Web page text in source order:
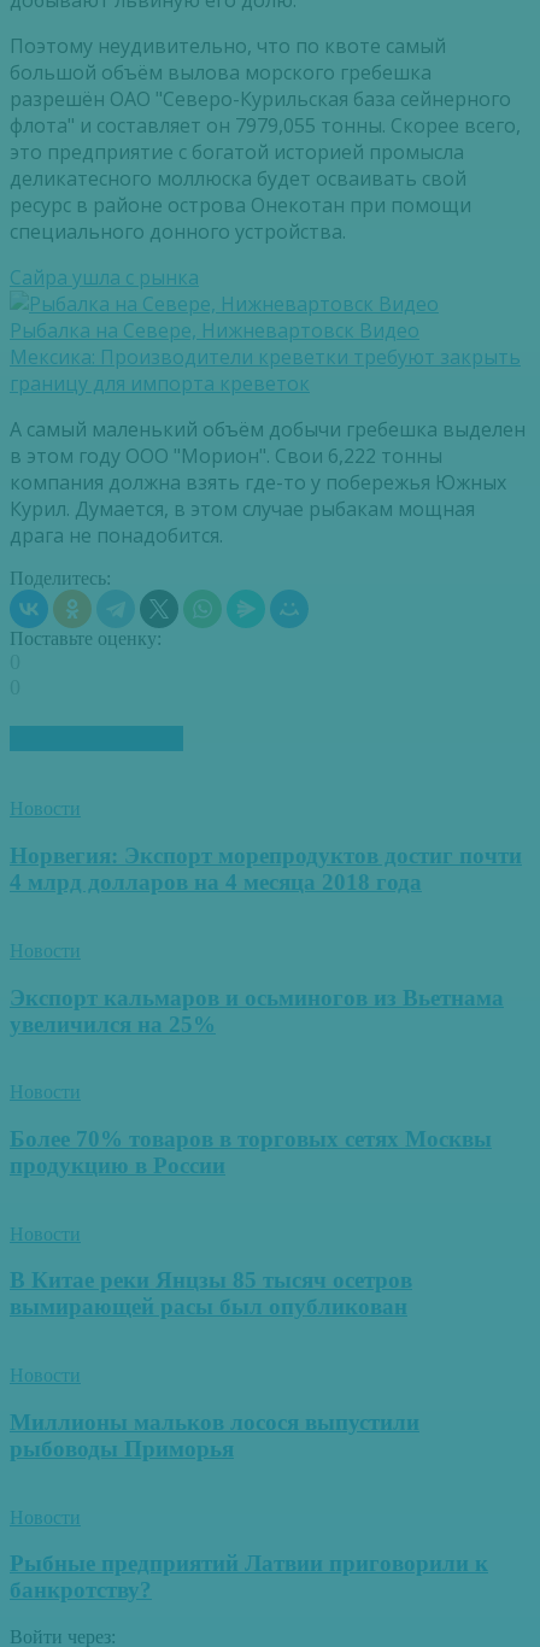
Поэтому неудивительно, что по квоте самый
большой объём вылова морского гребешка
разрешён ОАО "Северо-Курильская база сейнерного
флота" и составляет он 7979,055 тонны. Скорее всего,
это предприятие с богатой историей промысла
деликатесного моллюска будет осваивать свой
ресурс в районе острова Онекотан при помощи
специального донного устройства.
Сайра ушла с рынка
Рыбалка на Севере, Нижневартовск Видео
Мексика: Производители креветки требуют закрыть
границу для импорта креветок
А самый маленький объём добычи гребешка выделен
в этом году ООО "Морион". Свои 6,222 тонны
компания должна взять где-то у побережья Южных
Курил. Думается, в этом случае рыбакам мощная
драга не понадобится.
Поделитесь:
Поставьте оценку:
Новости
Норвегия: Экспорт морепродуктов достиг почти
4 млрд долларов на 4 месяца 2018 года
Новости
Экспорт кальмаров и осьминогов из Вьетнама
увеличился на 25%
Новости
Более 70% товаров в торговых сетях Москвы
продукцию в России
Новости
В Китае реки Янцзы 85 тысяч осетров
вымирающей расы был опубликован
Новости
Миллионы мальков лосося выпустили
рыбоводы Приморья
Новости
Рыбные предприятий Латвии приговорили к
банкротству?
Войти через: